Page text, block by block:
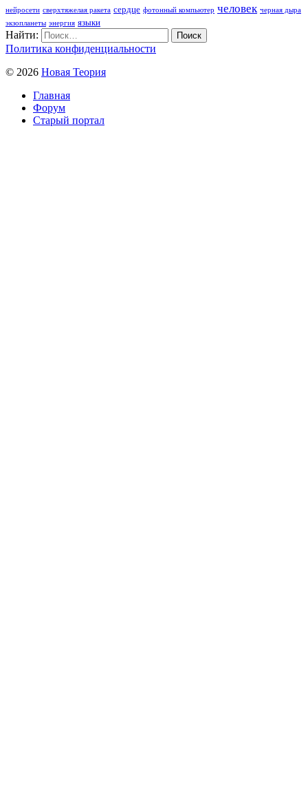
нейросети сверхтяжелая ракета сердце фотонный компьютер человек черная дыра
экзопланеты энергия языки
Найти:
Политика конфиденциальности
© 2026 Новая Теория
Главная
Форум
Старый портал